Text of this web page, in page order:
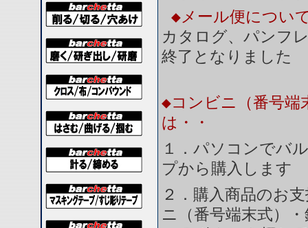
◆メール便につい
カタログ、パンフ
終了となりました
◆コンビニ（番号端
は・・
１．パソコンでバ
プから購入します
２．購入商品のお
ニ（番号端末式）